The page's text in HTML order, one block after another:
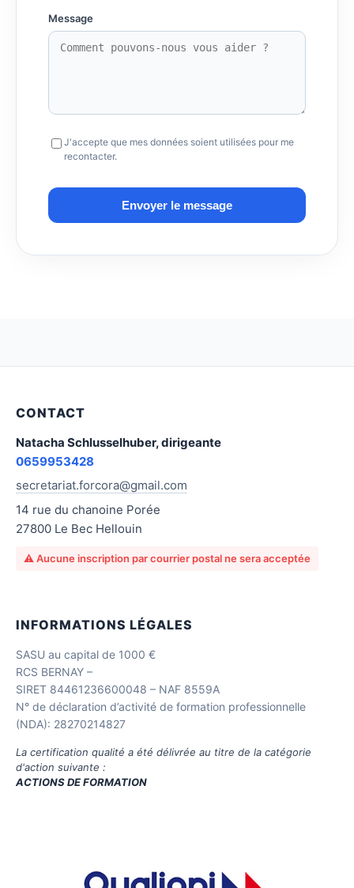
Message
J'accepte que mes données soient utilisées pour me
recontacter.
Envoyer le message
CONTACT
Natacha Schlusselhuber, dirigeante
0659953428
secretariat.forcora@gmail.com
14 rue du chanoine Porée
27800 Le Bec Hellouin
⚠️ Aucune inscription par courrier postal ne sera acceptée
INFORMATIONS LÉGALES
SASU au capital de 1000 €
RCS BERNAY –
SIRET 84461236600048 – NAF 8559A
N° de déclaration d’activité de formation professionnelle
(NDA): 28270214827
La certification qualité a été délivrée au titre de la catégorie
d'action suivante :
ACTIONS DE FORMATION